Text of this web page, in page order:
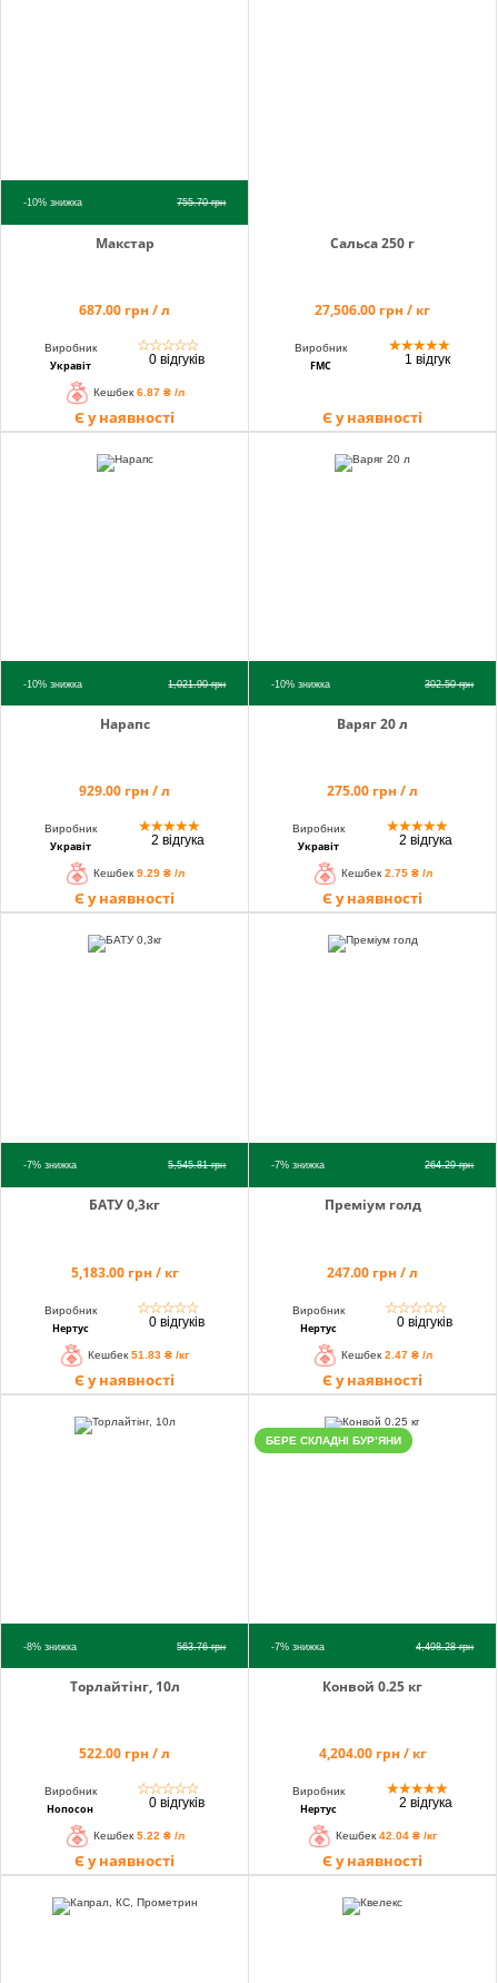
-10%знижка 755.70грн
Макстар
687.00 грн / л
Виробник
Укравіт
☆☆☆☆☆
0 відгуків
Кешбек 6.87 ₴ /л
Є у наявності
Сальса 250 г
27,506.00 грн / кг
Виробник
FMC
★★★★★
1 відгук
Є у наявності
-10%знижка 1,021.90грн
Нарапс
929.00 грн / л
Виробник
Укравіт
★★★★★
2 відгука
Кешбек 9.29 ₴ /л
Є у наявності
-10%знижка 302.50грн
Варяг 20 л
275.00 грн / л
Виробник
Укравіт
★★★★★
2 відгука
Кешбек 2.75 ₴ /л
Є у наявності
-7%знижка 5,545.81грн
БАТУ 0,3кг
5,183.00 грн / кг
Виробник
Нертус
☆☆☆☆☆
0 відгуків
Кешбек 51.83 ₴ /кг
Є у наявності
-7%знижка 264.29грн
Преміум голд
247.00 грн / л
Виробник
Нертус
☆☆☆☆☆
0 відгуків
Кешбек 2.47 ₴ /л
Є у наявності
-8%знижка 563.76грн
Торлайтінг, 10л
522.00 грн / л
Виробник
Нопосон
☆☆☆☆☆
0 відгуків
Кешбек 5.22 ₴ /л
Є у наявності
БЕРЕ СКЛАДНІ БУР’ЯНИ
-7%знижка 4,498.28грн
Конвой 0.25 кг
4,204.00 грн / кг
Виробник
Нертус
★★★★★
2 відгука
Кешбек 42.04 ₴ /кг
Є у наявності